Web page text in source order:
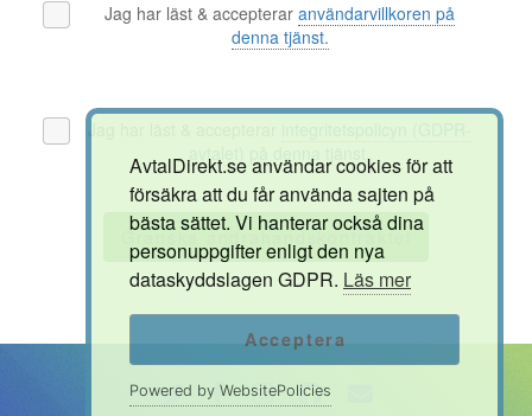
AvtalDirekt.se användar cookies för att
försäkra att du får använda sajten på
bästa sättet. Vi hanterar också dina
personuppgifter enligt den nya
dataskyddslagen GDPR. Läs mer
Acceptera
Powered by WebsitePolicies
Jag har läst & accepteraranvändarvillkoren på
denna tjänst.
avtalet) på denna tjänst.
Granska andrahandskontraktet